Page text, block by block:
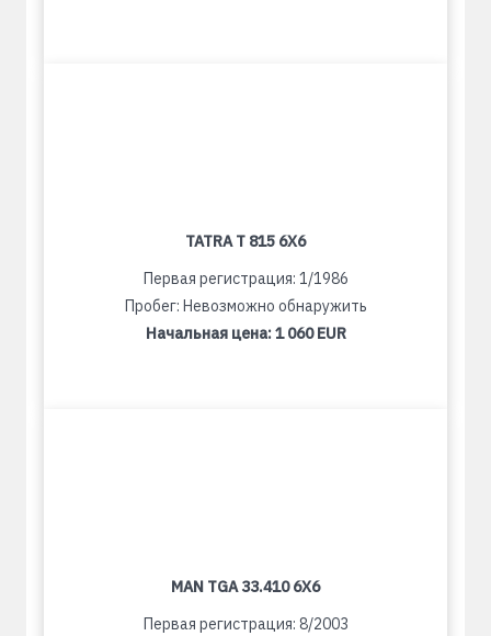
TATRA T 815 6X6
Первая регистрация: 1/1986
Пробег: Невозможно обнаружить
Начальная цена:1 060 EUR
MAN TGA 33.410 6X6
Первая регистрация: 8/2003